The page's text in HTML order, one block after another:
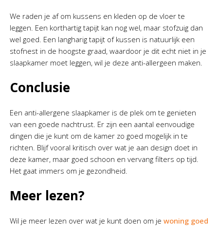
We raden je af om kussens en kleden op de vloer te
leggen. Een korthartig tapijt kan nog wel, maar stofzuig dan
wel goed. Een langharig tapijt of kussen is natuurlijk een
stofnest in de hoogste graad, waardoor je dit echt niet in je
slaapkamer moet leggen, wil je deze anti-allergeen maken.
Conclusie
Een anti-allergene slaapkamer is de plek om te genieten
van een goede nachtrust. Er zijn een aantal eenvoudige
dingen die je kunt om de kamer zo goed mogelijk in te
richten. Blijf vooral kritisch over wat je aan design doet in
deze kamer, maar goed schoon en vervang filters op tijd.
Het gaat immers om je gezondheid.
Meer lezen?
Wil je meer lezen over wat je kunt doen om je woning goed